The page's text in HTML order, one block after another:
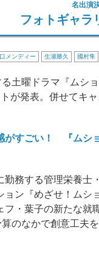
名出演
フォトギャラ
メンディー 生瀬勝久 國村隼
土曜ドラマ『ムシ
が発表。併せてキ
がすごい！ 『ムシ
務する管理栄養士
ョン『めざせ！ム
フ・葉子の新たな就
のなかで創意工夫